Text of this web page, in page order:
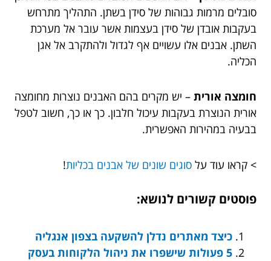
סובלים מרמות גבוהות של סידן בשתן. התהליך מתרחש
בעקבות אובדן של סידן בעצמות אשר עובר אל מערכת
השתן. אבנים אלו עשויים אף לגדול ולהתקרב אל אגן
הכליה.
חומצה אורית – יש מקרים בהם האבנים נוצרות מחומצה
אורית הנוצרת בעקבות עיכול חלבון. כך או כך, חשוב לטפל
בבעיה במהירות האפשרית.
> קראו עוד על סוגים שונים של אבנים בכליות!
פוסטים קשורים לנושא:
כיצד מאתרים נדלן להשקעה בצפון אנגליה
5 פעולות שישפרו את ניהול הלקוחות בעסק